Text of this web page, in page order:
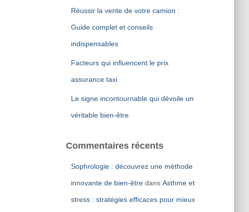
Réussir la vente de votre camion :
Guide complet et conseils
indispensables
Facteurs qui influencent le prix
assurance taxi
Le signe incontournable qui dévoile un
véritable bien-être
Commentaires récents
Sophrologie : découvrez une méthode
innovante de bien-êtredans Asthme et
stress : stratégies efficaces pour mieux